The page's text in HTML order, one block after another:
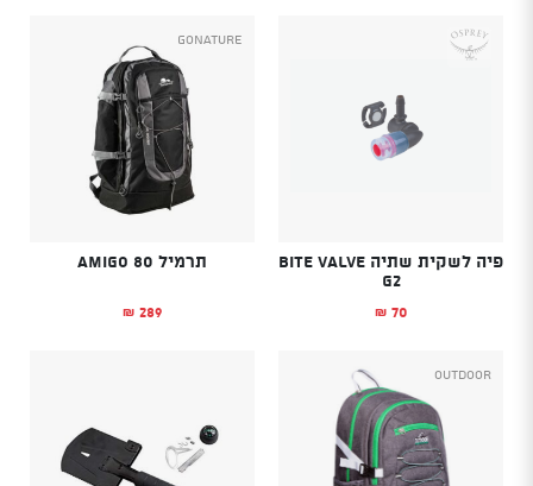
פיה לשקית שתיה Bite Valve
G2
₪ 70
GoNature
תרמיל AMIGO 80
₪ 289
Outdoor